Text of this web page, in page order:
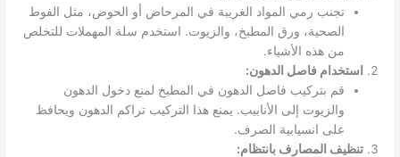
تجنب رمي المواد الغريبة في المرحاض أو الحوض، مثل الفوط
الصحية، ورق المطبخ، والزيوت. استخدم سلة المهملات للتخلص
من هذه الأشياء.
استخدام فاصل الدهون:
قم بتركيب فاصل الدهون في المطبخ لمنع دخول الدهون
والزيوت إلى الأنابيب. يمنع هذا التركيب تراكم الدهون ويحافظ
على انسيابية الصرف.
تنظيف المصارف بانتظام: